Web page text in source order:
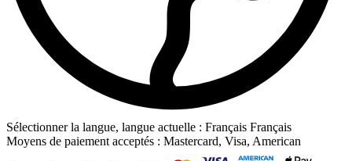
Sélectionner la langue, langue actuelle : Français Français
Moyens de paiement acceptés : Mastercard, Visa, American